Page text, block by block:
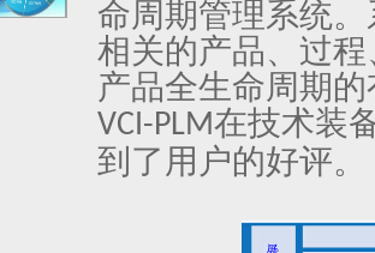
命周期管理系统
相关的产品、过
产品全生命周期
VCI-PLM在技术装
到了用户的好评。